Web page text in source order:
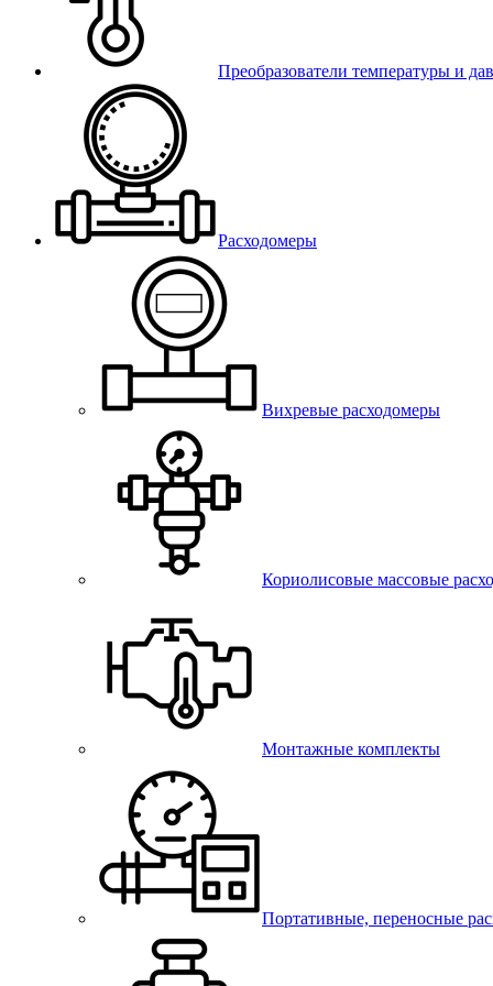
Преобразователи температуры и
Расходомеры
Вихревые расходомеры
Кориолисовые массовые
Монтажные комплекты
Портативные, переносные